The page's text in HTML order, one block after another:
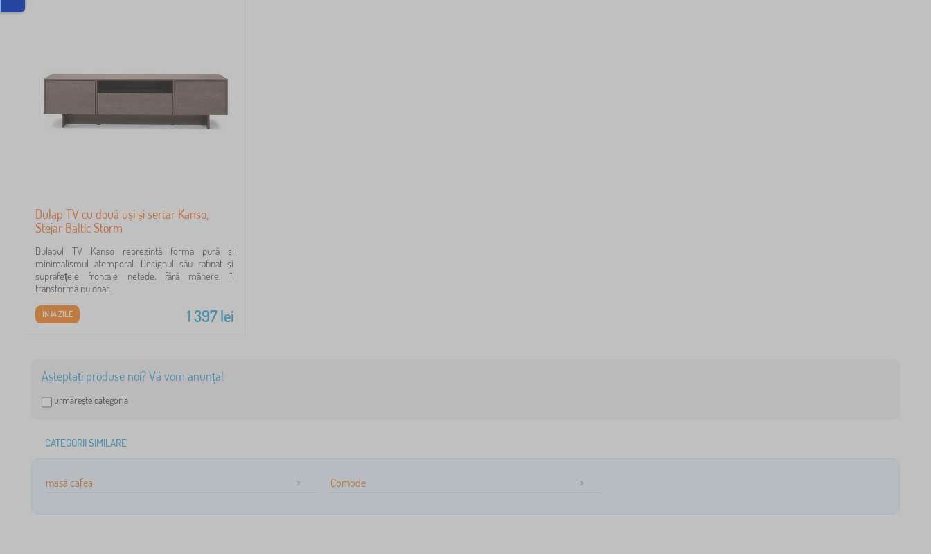
Dulap TV cu două uși și sertar Kanso,
Stejar Baltic Storm
Dulapul TV Kanso reprezintă forma pură și
minimalismul atemporal. Designul său rafinat și
suprafețele frontale netede, fără mânere, îl
transformă nu doar...
1 397lei
ÎN 14 ZILE
Așteptați produse noi? Vă vom anunța!
urmărește categoria
CATEGORII SIMILARE
masă cafea Comode